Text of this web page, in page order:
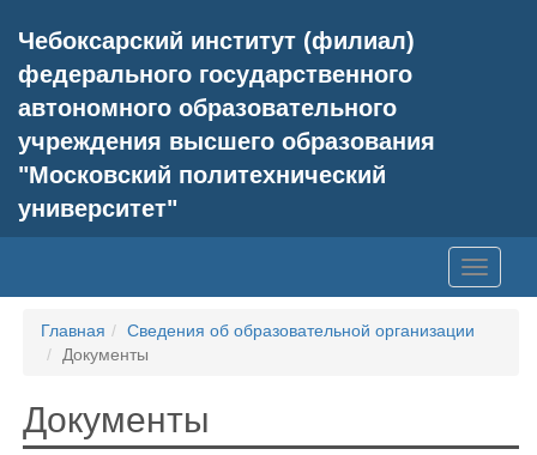
Чебоксарский институт (филиал)
федерального государственного
автономного образовательного
учреждения высшего образования
"Московский политехнический
университет"
Главная
Сведения об образовательной организации
Документы
Документы